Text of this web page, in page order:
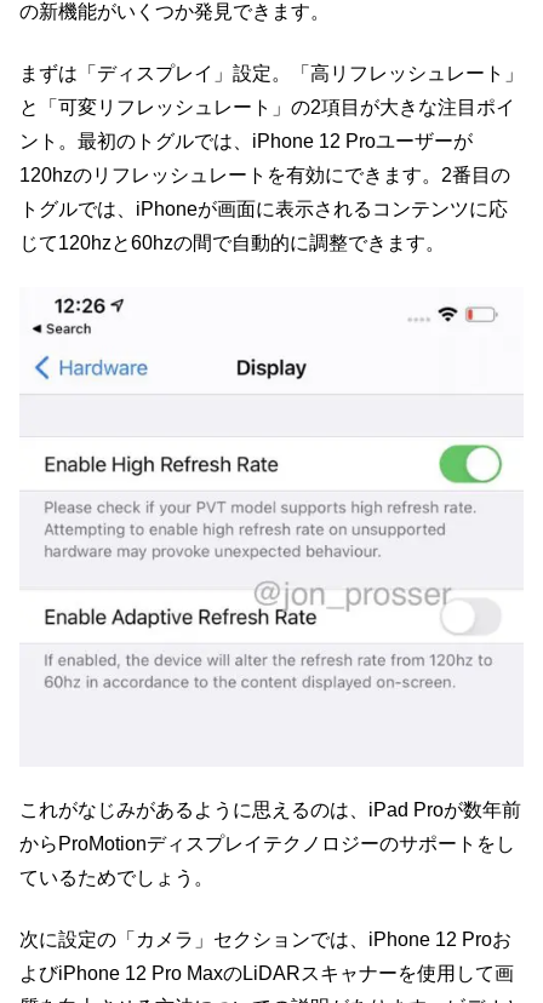
の新機能がいくつか発見できます。
まずは「ディスプレイ」設定。「高リフレッシュレート」
と「可変リフレッシュレート」の2項目が大きな注目ポイ
ント。最初のトグルでは、iPhone 12 Proユーザーが
120hzのリフレッシュレートを有効にできます。2番目の
トグルでは、iPhoneが画面に表示されるコンテンツに応
じて120hzと60hzの間で自動的に調整できます。
これがなじみがあるように思えるのは、iPad Proが数年前
からProMotionディスプレイテクノロジーのサポートをし
ているためでしょう。
次に設定の「カメラ」セクションでは、iPhone 12 Proお
よびiPhone 12 Pro MaxのLiDARスキャナーを使用して画